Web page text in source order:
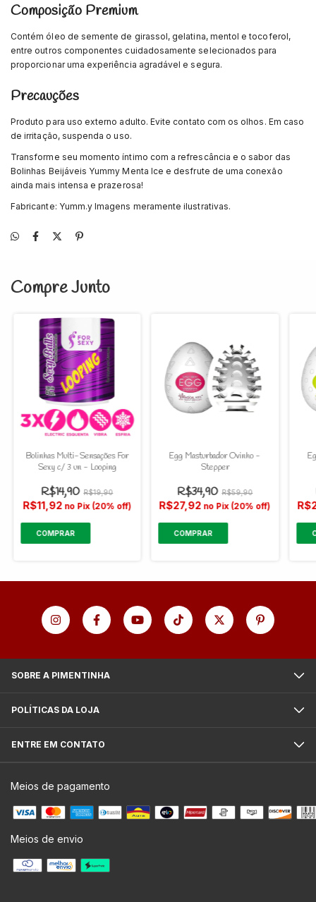
Composição Premium
Contém óleo de semente de girassol, gelatina, mentol e tocoferol,
entre outros componentes cuidadosamente selecionados para
proporcionar uma experiência agradável e segura.
Precauções
Produto para uso externo adulto. Evite contato com os olhos. Em caso
de irritação, suspenda o uso.
Transforme seu momento íntimo com a refrescância e o sabor das
Bolinhas Beijáveis Yummy Menta Ice e desfrute de uma conexão
ainda mais intensa e prazerosa!
Fabricante: Yumm.y Imagens meramente ilustrativas.
Compre Junto
Bolinhas Multi-Sensações For
Sexy c/ 3 un - Looping
R$14,90 R$19,90
R$11,92 no Pix (20% off)
Egg Masturbador Ovinho -
Stepper
R$34,90 R$59,90
R$27,92 no Pix (20% off)
SOBRE A PIMENTINHA
POLÍTICAS DA LOJA
ENTRE EM CONTATO
Meios de pagamento
Meios de envio